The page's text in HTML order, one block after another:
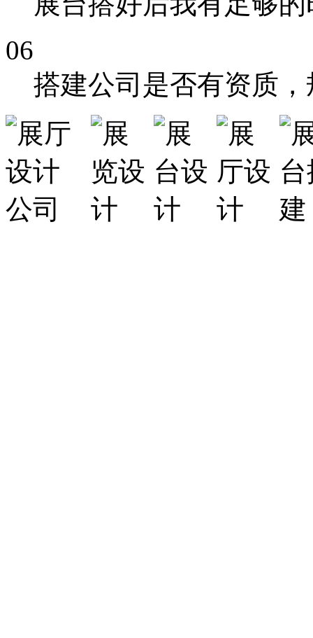
06
搭建公司是否有资质